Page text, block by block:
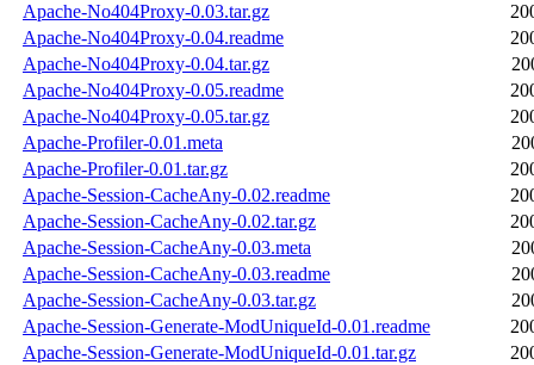
Apache-No404Proxy-0.03.tar.gz
Apache-No404Proxy-0.04.readme
Apache-No404Proxy-0.04.tar.gz
Apache-No404Proxy-0.05.readme
Apache-No404Proxy-0.05.tar.gz
Apache-Profiler-0.01.meta
Apache-Profiler-0.01.tar.gz
Apache-Session-CacheAny-0.02.readme
Apache-Session-CacheAny-0.02.tar.gz
Apache-Session-CacheAny-0.03.meta
Apache-Session-CacheAny-0.03.readme
Apache-Session-CacheAny-0.03.tar.gz
Apache-Session-Generate-ModUniqueId-0.01.readme
Apache-Session-Generate-ModUniqueId-0.01.tar.gz